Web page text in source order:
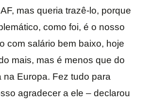
mas queria trazê-lo, porque
como foi, é o nosso
com salário bem baixo, hoje
mais, mas é menos que do
na Europa. Fez tudo para
agradecer a ele – declarou